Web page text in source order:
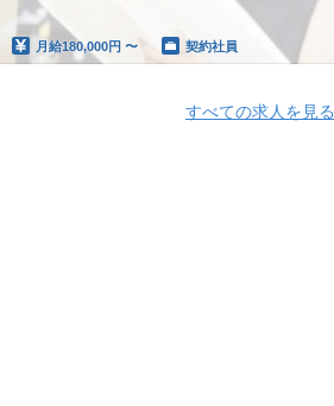
月給180,000円 〜 契約社員
すべての求人を見る